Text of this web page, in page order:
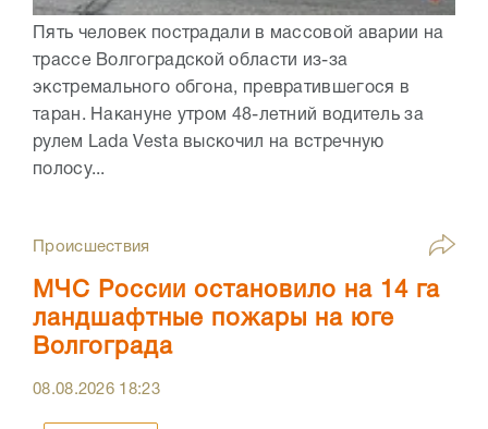
Пять человек пострадали в массовой аварии на
трассе Волгоградской области из-за
экстремального обгона, превратившегося в
таран. Накануне утром 48-летний водитель за
рулем Lada Vesta выскочил на встречную
полосу...
Происшествия
МЧС России остановило на 14 га
ландшафтные пожары на юге
Волгограда
08.08.2026 18:23